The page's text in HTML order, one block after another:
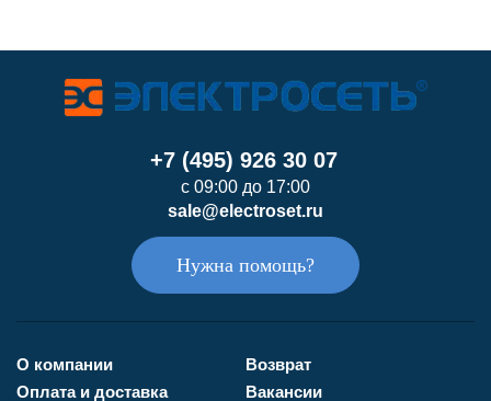
+7 (495) 926 30 07
с 09:00 до 17:00
sale@electroset.ru
Нужна помощь?
О компании
Оплата и доставка
Возврат
Вакансии